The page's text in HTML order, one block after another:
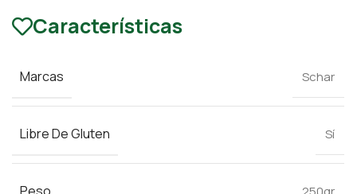
Características
Marcas Schar
Libre De Gluten Sí